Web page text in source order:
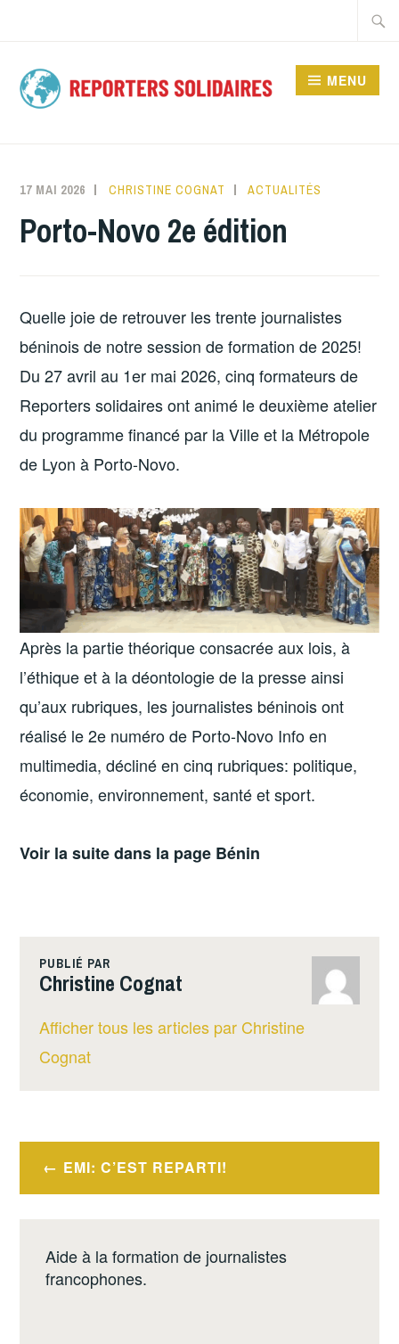
contenu
principal
SOLIDAIRES
MENU
17 MAI 2026 CHRISTINE COGNAT ACTUALITÉS
Porto-Novo 2e édition
Quelle joie de retrouver les trente journalistes
béninois de notre session de formation de 2025!
Du 27 avril au 1er mai 2026, cinq formateurs de
Reporters solidaires ont animé le deuxième atelier
du programme financé par la Ville et la Métropole
de Lyon à Porto-Novo.
Après la partie théorique consacrée aux lois, à
l’éthique et à la déontologie de la presse ainsi
qu’aux rubriques, les journalistes béninois ont
réalisé le 2e numéro de Porto-Novo Info en
multimedia, décliné en cinq rubriques: politique,
économie, environnement, santé et sport.
Voir la suite dans la page Bénin
PUBLIÉ PAR
Christine Cognat
Afficher tous les articles par Christine
Cognat
Navigation
de
EMI: C’EST REPARTI!
Aide à la formation de journalistes
francophones.